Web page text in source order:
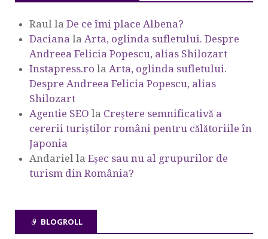
Raul la De ce îmi place Albena?
Daciana la Arta, oglinda sufletului. Despre
Andreea Felicia Popescu, alias Shilozart
Instapress.ro la Arta, oglinda sufletului.
Despre Andreea Felicia Popescu, alias
Shilozart
Agentie SEO la Creștere semnificativă a
cererii turiștilor români pentru călătoriile în
Japonia
Andariel la Eşec sau nu al grupurilor de
turism din România?
BLOGROLL